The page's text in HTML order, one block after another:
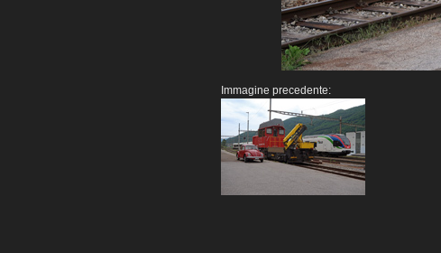
Immagine precedente: